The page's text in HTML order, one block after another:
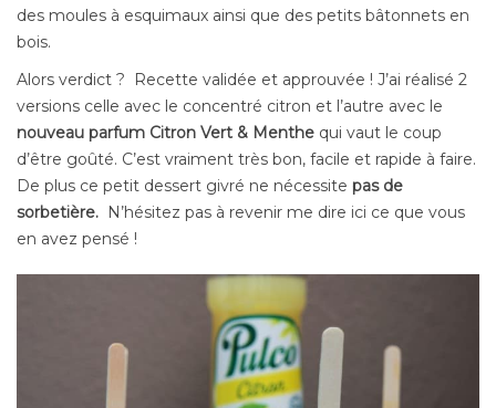
des moules à esquimaux ainsi que des petits bâtonnets en
bois.
Alors verdict ? Recette validée et approuvée ! J’ai réalisé 2
versions celle avec le concentré citron et l’autre avec le
nouveau parfum Citron Vert & Menthe qui vaut le coup
d’être goûté. C’est vraiment très bon, facile et rapide à faire.
De plus ce petit dessert givré ne nécessite pas de
sorbetière. N’hésitez pas à revenir me dire ici ce que vous
en avez pensé !